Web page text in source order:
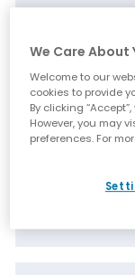
Despesas
eficiência
Recursos
problemas
de falhas
Despesas
We Care About
Welcome to our
cookies to provide
By clicking
However, you may
preferences. For